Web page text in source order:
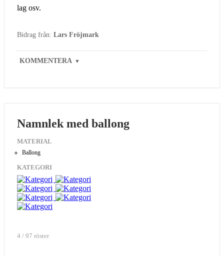
lag osv.
Bidrag från: Lars Fröjmark
KOMMENTERA ▼
Namnlek med ballong
MATERIAL
Ballong
KATEGORI
4 / 97 röster